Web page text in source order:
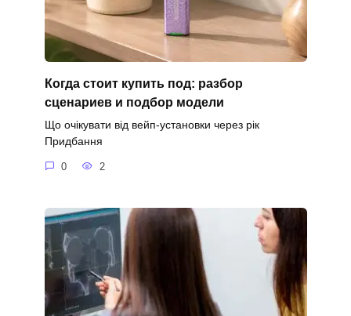
Когда стоит купить под: разбор
сценариев и подбор модели
Що очікувати від вейп-установки через рік
Придбання
0 2